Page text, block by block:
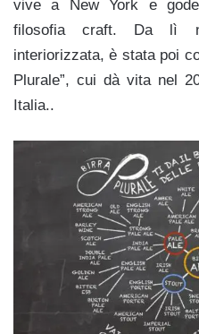
vive a New York e
filosofia craft. Da lì
interiorizzata, è stata poi
Plurale”, cui dà vita nel
Italia..